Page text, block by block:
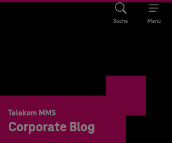
Suche Menü
Telekom MMS
Corporate Blog